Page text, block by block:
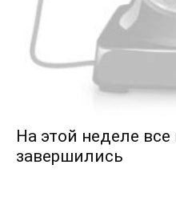
На этой неделе
завершились